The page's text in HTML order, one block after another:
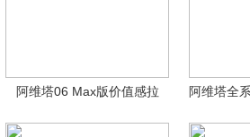
阿维塔06 Max版价值感拉
阿维塔全